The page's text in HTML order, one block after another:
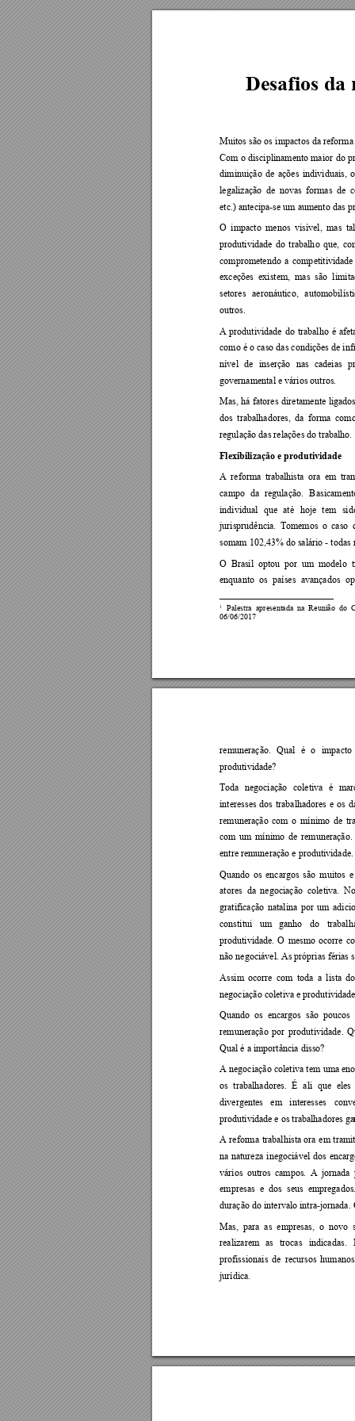
Desafios
Muitos são os impactos da re
Com o disciplinamento maior do
diminuição de ações individuais,
legalização de novas formas  de
etc.) antecipa-se um aumento das
O impacto menos visível, mas
produtividade do trabalho que,
comprometendo a competitividade
exceções  existem,  mas  são  li
setores aeronáutico,
outros.
A produtividade do trabalho é
como é o caso das condições de
nível de inserção nas cadeias
governamental e vários outros.
Mas, há fatores diretamente liga
dos trabalhadores, da forma
regulação das relações do
Flexibilização e produtividade
A reforma trabalhista ora em
campo da regulação. B
individual que até hoje tem
jurisprudência. Tomemos o caso
somam 102,43% do salário -
O  Brasil  optou  por um  modelo
enquanto os países avançados
1
  Palestra  apresentada
na Reunião do
06/06/2017
remuneração. Qual é o impacto
produtividade?
Toda negociação coletiva é
interesses dos trabalhadores e os
remuneração com o mínimo de
com um mínimo de remuneração.
entre remuneração e
Quando os encargos são muitos
atores  da
negociação  coletiva.
gratificação natalina por um
constitui
um ganho do
produtividade. O mesmo ocorre
não negociável. As próprias
Assim ocorre com toda a lista
negociação coletiva e
Quando  os  encargos  são  poucos
remuneração por produtividade.
Qual é a importância disso?
A negociação coletiva tem uma
os trabalhadores. É ali que eles
divergentes em interesses
produtividade e os trabalhadores ga
A reforma trabalhista ora em
na natureza inegociável dos
vários outros campos. A jornada
empresas  e  dos  seus
duração do intervalo intra-
Mas,  para  as  empresas,  o  novo
realizarem as trocas indicadas.
profissionais de recursos
jurídica.